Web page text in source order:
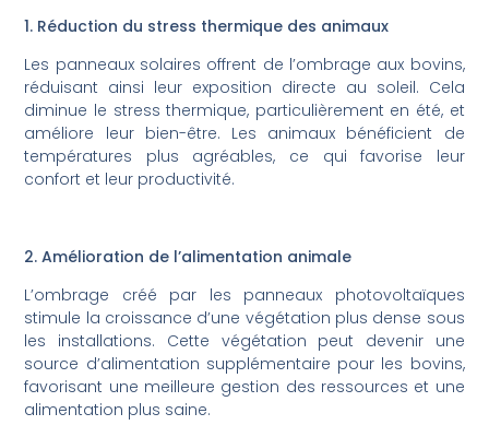
1. Réduction du stress thermique des animaux
Les panneaux solaires offrent de l’ombrage aux bovins,
réduisant ainsi leur exposition directe au soleil. Cela
diminue le stress thermique, particulièrement en été, et
améliore leur bien-être. Les animaux bénéficient de
températures plus agréables, ce qui favorise leur
confort et leur productivité.
2. Amélioration de l’alimentation animale
L’ombrage créé par les panneaux photovoltaïques
stimule la croissance d’une végétation plus dense sous
les installations. Cette végétation peut devenir une
source d’alimentation supplémentaire pour les bovins,
favorisant une meilleure gestion des ressources et une
alimentation plus saine.